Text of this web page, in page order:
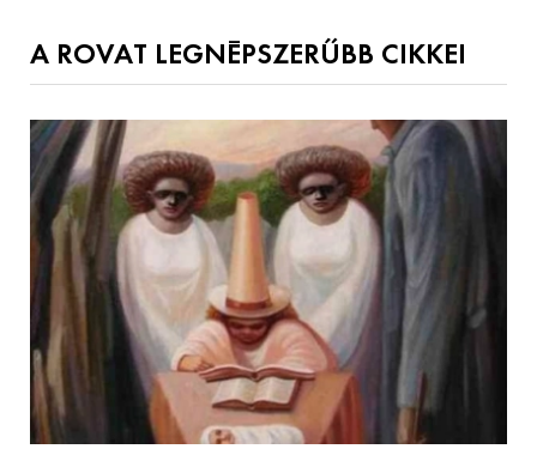
A ROVAT LEGNÉPSZERŰBB CIKKEI